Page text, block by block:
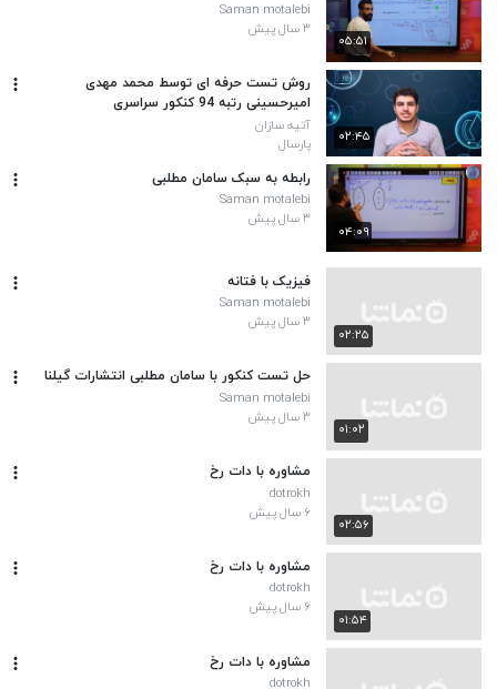
۰۵:۵۱
Saman motalebi
۳ سال پیش
۰۲:۴۵
روش تست حرفه ای توسط محمد مهدی
امیرحسینی رتبه 94 کنکور سراسری
آتیه سازان
پارسال
۰۴:۰۹
رابطه به سبک سامان مطلبی
Saman motalebi
۳ سال پیش
۰۲:۲۵
فیزیک با فتانه
Saman motalebi
۳ سال پیش
۰۱:۰۲
حل تست کنکور با سامان مطلبی انتشارات گیلنا
Saman motalebi
۳ سال پیش
۰۲:۵۶
مشاوره با دات رخ
dotrokh
۶ سال پیش
۰۱:۵۴
مشاوره با دات رخ
dotrokh
۶ سال پیش
مشاوره با دات رخ
dotrokh